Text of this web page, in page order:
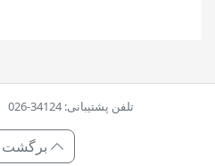
تلفن پشتیبانی: 34124-026